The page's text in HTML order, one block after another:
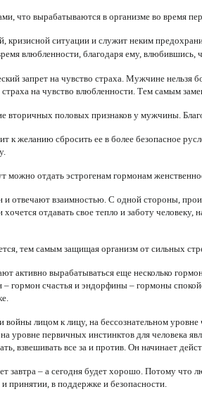
вырабатываются в организме во время
кризисной ситуации и служит неким
влюбленности, благодаря ему, влюбившись,
запрет на чувство страха. Мужчине
на чувство влюбленности. Тем самым
половых признаков у мужчины.
к желанию сбросить ее в более безопасное
отдать эстрогенам гормонам
взаимностью. С одной стороны,
отдавать свое тепло и заботу
тем самым защищая организм от сильных
активно вырабатываться еще несколько
гормон счастья и эндорфины – гормоны
лицом к лицу, на бессознательном
первичных инстинктов для человека
взвешивать все за и против. Он начинает
– а сегодня будет хорошо. Потому что
принятии, в поддержке и безопасности.